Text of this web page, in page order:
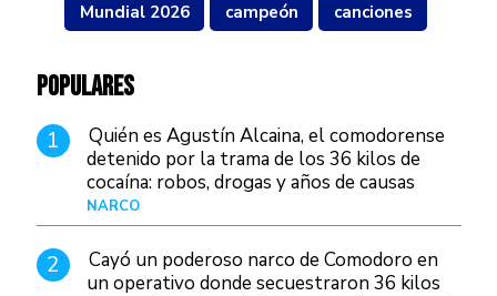
Mundial 2026 campeón canciones
POPULARES
1
Quién es Agustín Alcaina, el comodorense
detenido por la trama de los 36 kilos de
cocaína: robos, drogas y años de causas
judiciales
NARCO
2
Cayó un poderoso narco de Comodoro en
un operativo donde secuestraron 36 kilos